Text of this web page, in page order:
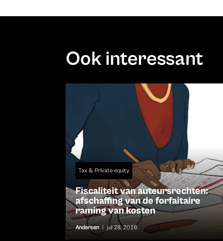
Ook interessant
Tax & Private equity
Fiscaliteit van auteursrechten:
afschaffing van de forfaitaire
raming van kosten
Andersen jul 28, 2026